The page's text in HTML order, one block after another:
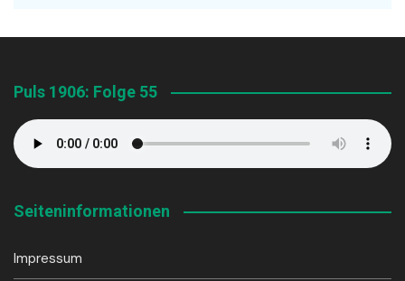
Puls 1906: Folge 55
Seiteninformationen
Impressum